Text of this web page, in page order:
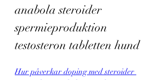
anabola steroider
spermieproduktion
testosteron tabletten hund
Hur påverkar doping med steroider